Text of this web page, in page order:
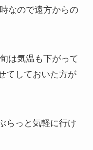
なので遠方からの
は気温も下がって
てしておいた方が
らっと気軽に行け